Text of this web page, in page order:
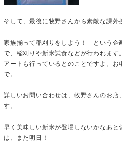
そして、最後に牧野さんから素敵な課外
家族揃って稲刈りをしよう！ という企
で、稲刈りや新米試食などが行われま
アートも行っているとのことですよ。お
で。
詳しいお問い合わせは、牧野さんのお
す。
早く美味しい新米が登場しないかなあと
は、また明日！